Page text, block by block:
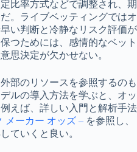
比率方式などで調整され、期
。ライブベッティングではオ
い判断と冷静なリスク評価が
つためには、感情的なベット
思決定が欠かせない。
部のリソースを参照するのも
ルの導入方法を学ぶと、オッ
えば、詳しい入門と解析手法
メーカー オッズ – を参照し、
ていくと良い。